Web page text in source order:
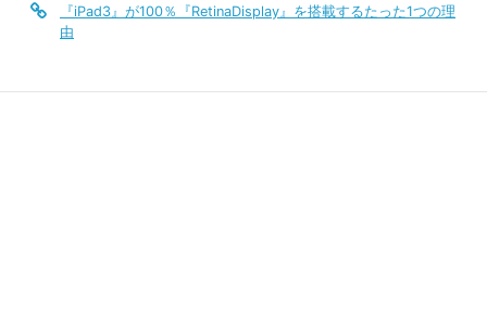
『iPad3』が100％『RetinaDisplay』を搭載するたった1つの理
由